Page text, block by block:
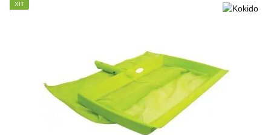
ХІТ